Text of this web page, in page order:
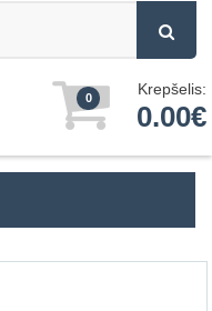
0 Krepšelis:
0.00€